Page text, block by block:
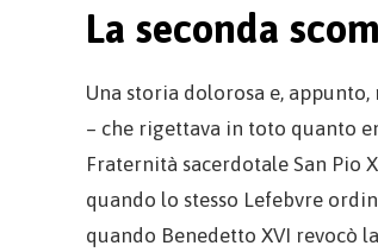
La seconda
Una storia dolorosa e,
– che rigettava in toto quanto
Fraternità sacerdotale San Pio
quando lo stesso Lefebvre
quando Benedetto XVI revocò